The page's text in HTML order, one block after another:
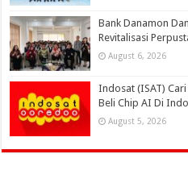
Bank Danamon
Revitalisasi
August 6, 2026
Indosat (ISAT)
Beli Chip AI Di
August 5, 2026